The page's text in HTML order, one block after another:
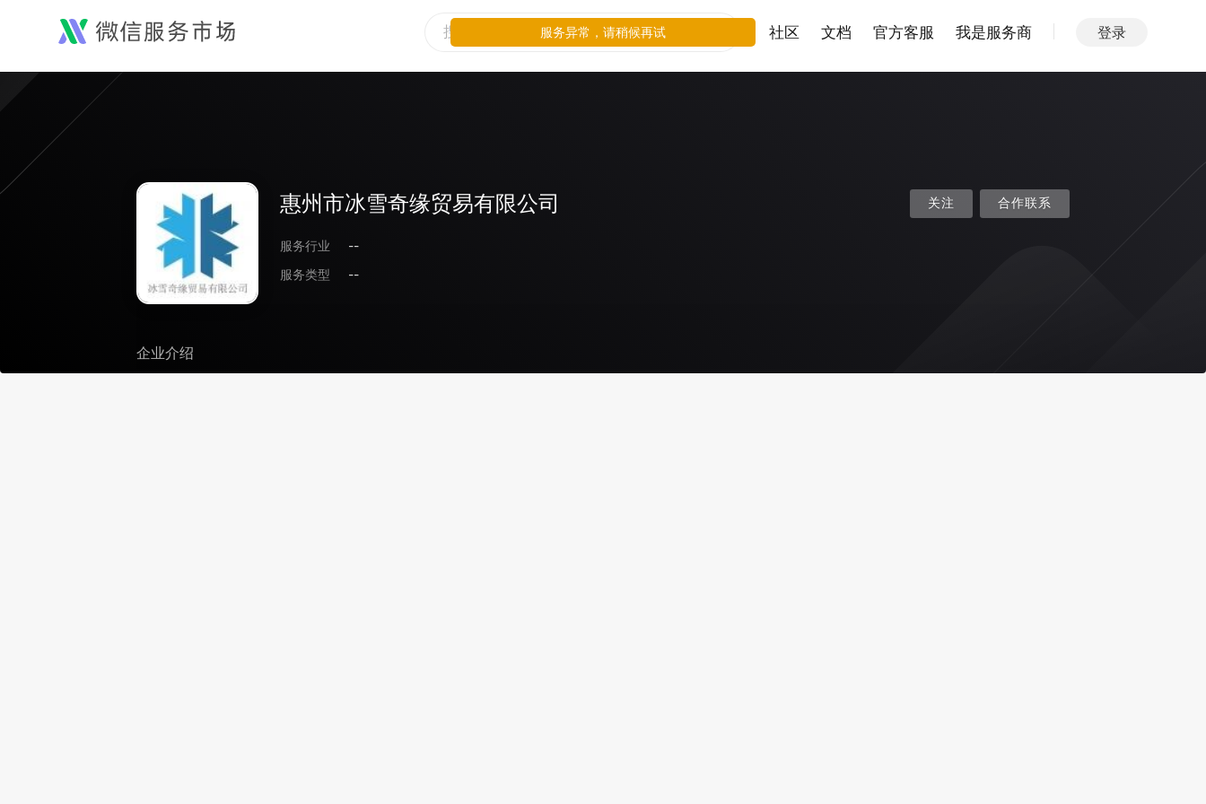
社区 文档 官方客服 我是服务商 登录
惠州市冰雪奇缘贸易有限公司
服务行业
--
服务类型
--
关注 合作联系
企业介绍
服务异常，请稍候再试